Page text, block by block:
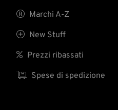
 Marchi A-Z
 New Stuff
 Prezzi ribassati
 Spese di spedizione